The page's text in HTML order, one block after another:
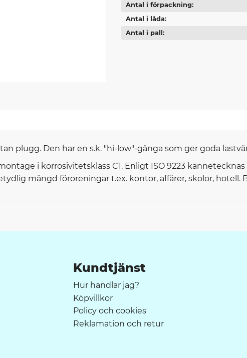
Antal i förpackning
Antal i låda
Antal i pall
plugg. Den har en s.k. "hi-low"-gänga som ger goda
i korrosivitetsklass C1. Enligt ISO 9223
mängd föroreningar t.ex. kontor, affärer, skolor, hotell.
Kundtjänst
Hur handlar jag?
Köpvillkor
Policy och cookies
Reklamation och retur